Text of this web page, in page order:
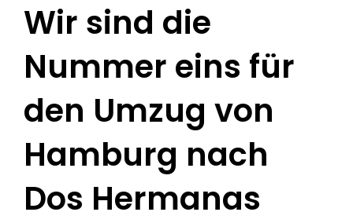
Wir sind die
Nummer eins für
den Umzug von
Hamburg nach
Dos Hermanas